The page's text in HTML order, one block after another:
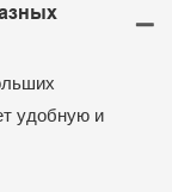
удобную и